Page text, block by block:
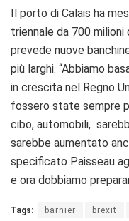
Il porto di Calais ha
triennale da 700
prevede nuove
più larghi. “Abbiamo
in crescita nel Regno
fossero state sempre
cibo, automobili,
sarebbe aumentato
specificato Paisseau
e ora dobbiamo
Tags: barnier brexit